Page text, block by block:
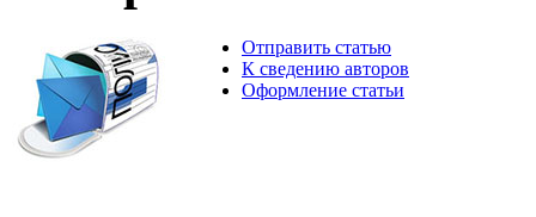
Отправить статью
К сведению авторов
Оформление статьи